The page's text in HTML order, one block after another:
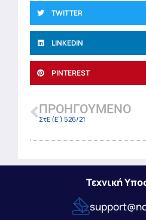
TWITTER
LINKEDIN
PINTEREST
ΠΡΟΗΓΟΎΜΕΝΟ
ΣτΕ (Ε’) 526/21
Τεχνική